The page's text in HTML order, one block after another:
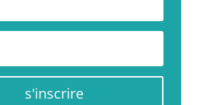
s'inscrire